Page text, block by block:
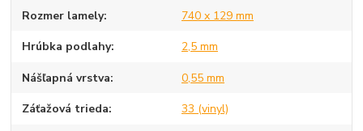
Rozmer lamely 740 x 129 mm
Hrúbka podlahy 2,5 mm
Nášľapná vrstva 0,55 mm
Záťažová trieda 33 (vinyl)